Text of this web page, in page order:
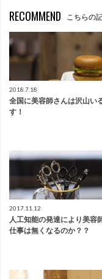
RECOMMEND こちらの
2018.7.18
全国に美容師さんは沢山い
す！
2017.11.12
人工知能の発達により美容
仕事は無くなるのか？？